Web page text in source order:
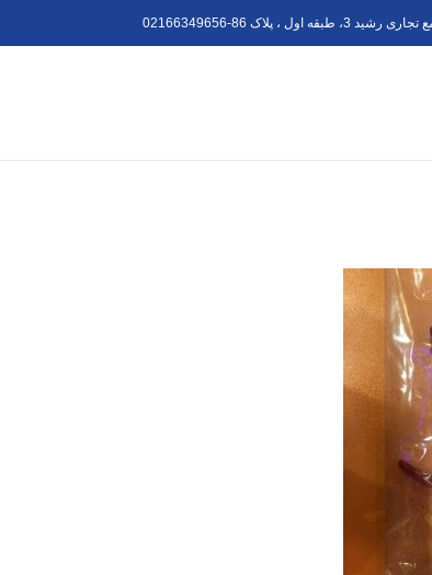
طبقه اول ، پلاک 6 02166349656-8